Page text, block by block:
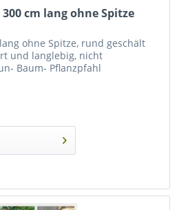
cm lang ohne Spitze
ohne Spitze, rund geschält
und langlebig, nicht
Baum- Pflanzpfahl